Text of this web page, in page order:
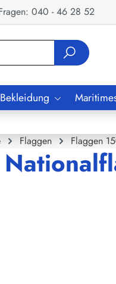
040 - 46 28 52
Flaggen Flaggen